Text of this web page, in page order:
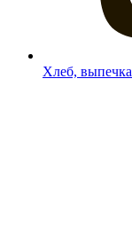
Хлеб,